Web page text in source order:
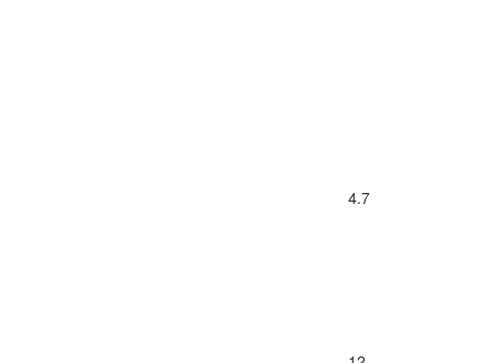
4.7